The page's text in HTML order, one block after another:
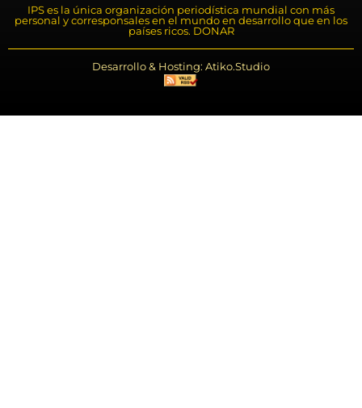
IPS es la única organización periodística mundial con más
personal y corresponsales en el mundo en desarrollo que en los
países ricos. DONAR
Desarrollo & Hosting: Atiko.Studio